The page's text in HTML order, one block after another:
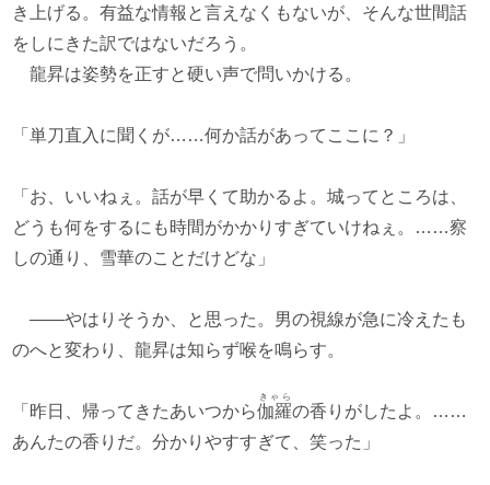
き上げる。有益な情報と言えなくもないが、そんな世間話
をしにきた訳ではないだろう。
龍昇は姿勢を正すと硬い声で問いかける。
「単刀直入に聞くが……何か話があってここに？」
「お、いいねぇ。話が早くて助かるよ。城ってところは、
どうも何をするにも時間がかかりすぎていけねぇ。……察
しの通り、雪華のことだけどな」
――やはりそうか、と思った。男の視線が急に冷えたも
のへと変わり、龍昇は知らず喉を鳴らす。
「昨日、帰ってきたあいつから伽羅
きゃら
の香りがしたよ。……
あんたの香りだ。分かりやすすぎて、笑った」